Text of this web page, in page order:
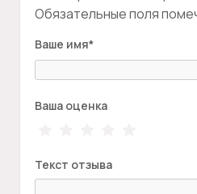
Обязательные поля
Ваше имя*
Ваша оценка
Текст отзыва